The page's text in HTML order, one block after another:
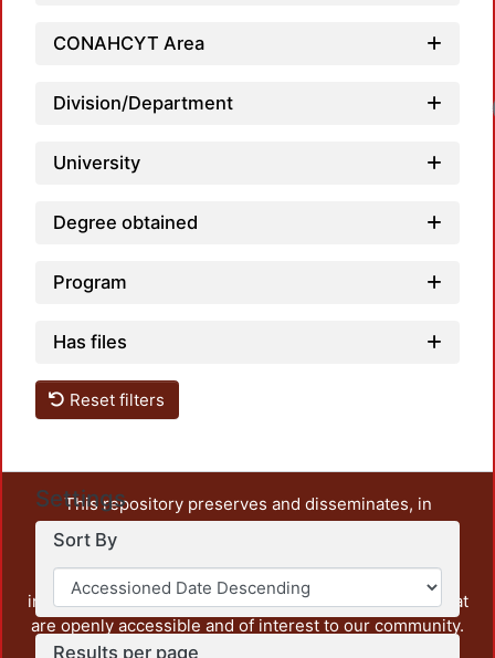
CONAHCYT Area
Division/Department
University
Degree obtained
Program
Has files
Reset filters
Settings
Sort By
Results per page
This repository preserves and disseminates, in
unrestricted open access, the teaching and research
output of UAM Azcapotzalco. It also includes some
administrative and graphic documents from the
institution, as well as content from other institutions that
are openly accessible and of interest to our community.